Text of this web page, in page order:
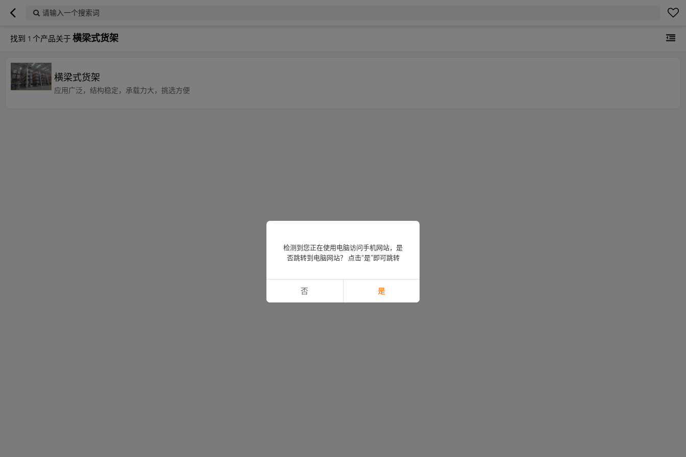
请输入一个搜索词
找到 1 个产品关于横梁式货架
横梁式货架
应用广泛，结构稳定，承载力大，挑选方便
检测到您正在使用电脑访问手机网站，是
否跳转到电脑网站？ 点击“是”即可跳转
否 是